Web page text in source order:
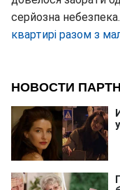
серйозна
квартирі разом з